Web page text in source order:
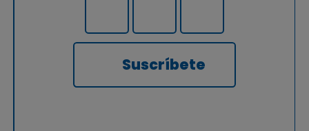
Suscríbete